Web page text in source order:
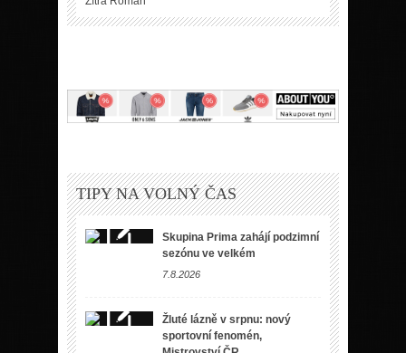
TIPY NA VOLNÝ ČAS
Skupina Prima zahájí podzimní
sezónu ve velkém
7.8.2026
Žluté lázně v srpnu: nový
sportovní fenomén,